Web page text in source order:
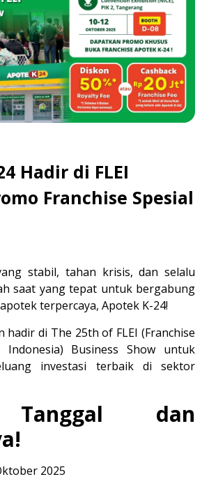
Hadir di FLEI
Franchise Spesial
stabil, tahan krisis, dan selalu
saat yang tepat untuk bergabung
terpercaya, Apotek K-24!
hadir di The 25th of FLEI (Franchise
Business Show untuk
investasi terbaik di sektor
dan
2025